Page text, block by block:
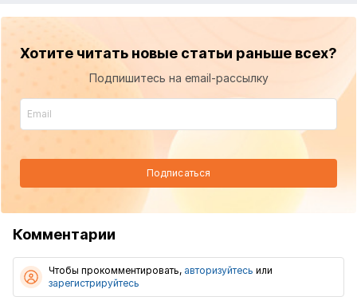
Хотите читать новые статьи раньше всех?
Подпишитесь на email-рассылку
Подписаться
Комментарии
Чтобы прокомментировать, авторизуйтесь или
зарегистрируйтесь